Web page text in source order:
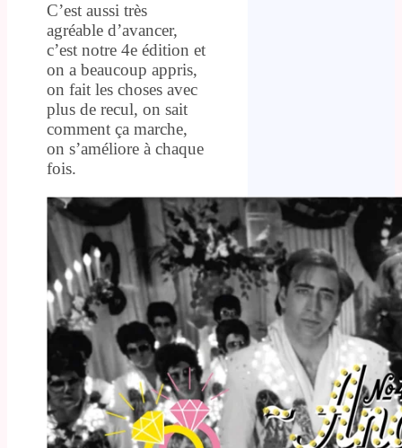
C’est aussi très
agréable d’avancer,
c’est notre 4e édition et
on a beaucoup appris,
on fait les choses avec
plus de recul, on sait
comment ça marche,
on s’améliore à chaque
fois.